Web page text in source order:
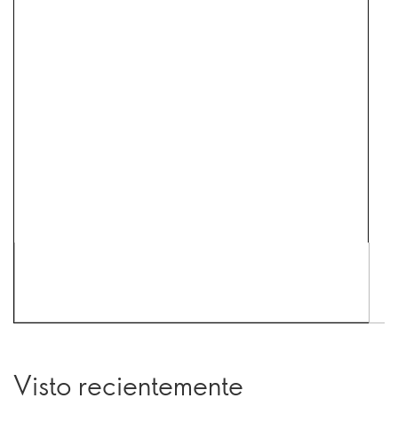
Visto recientemente